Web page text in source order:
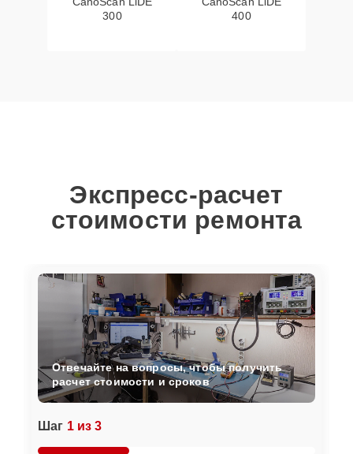
300
400
Экспресс-расчет
стоимости ремонта
Шаг 1 из 3
Отвечайте на вопросы, чтобы получить
расчет стоимости и сроков